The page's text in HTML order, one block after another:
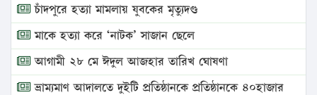
চাঁদপুরে হত্যা মামলায় যুবকের মৃত্যুদণ্ড
মাকে হত্যা করে ‘নাটক’ সাজান ছেলে
আগামী ২৮ মে ঈদুল আজহার তারিখ ঘোষণা
ভ্রাম্যমাণ আদালতে দুইটি প্রতিষ্ঠানকে প্রতিষ্ঠানকে ৪০হাজার